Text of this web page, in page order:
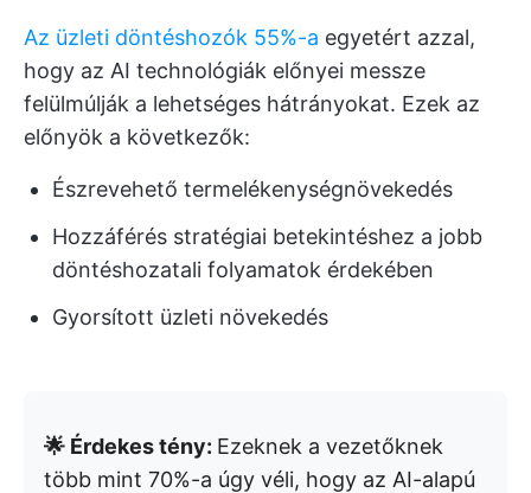
Az üzleti döntéshozók 55%-a egyetért azzal,
hogy az AI technológiák előnyei messze
felülmúlják a lehetséges hátrányokat. Ezek az
előnyök a következők:
Észrevehető termelékenységnövekedés
Hozzáférés stratégiai betekintéshez a jobb
döntéshozatali folyamatok érdekében
Gyorsított üzleti növekedés
🌟 Érdekes tény: Ezeknek a vezetőknek
több mint 70%-a úgy véli, hogy az AI-alapú